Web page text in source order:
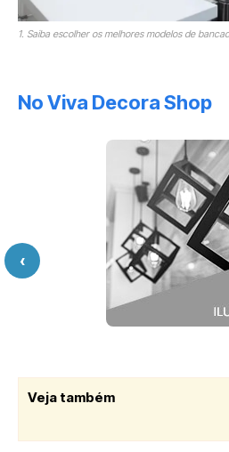
1. Saiba escolher os melhores modelos de
No Viva Decora Shop
‹
Veja também